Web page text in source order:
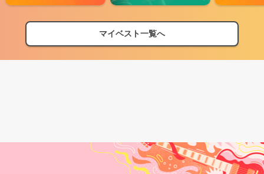
マイベスト一覧へ